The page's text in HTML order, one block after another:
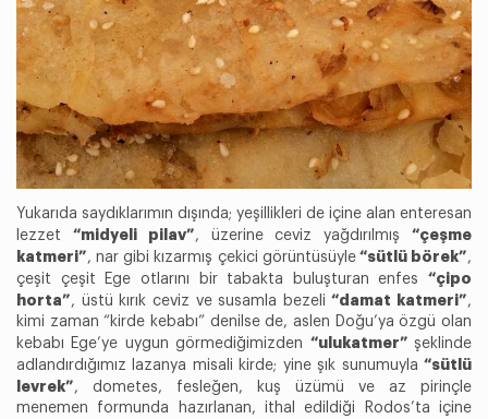
Yukarıda saydıklarımın dışında; yeşillikleri de içine alan enteresan
lezzet “midyeli pilav”, üzerine ceviz yağdırılmış“çeşme
katmeri”, nar gibi kızarmış çekici görüntüsüyle“sütlü börek”,
çeşit çeşit Ege otlarını bir tabakta buluşturan enfes “çipo
horta”, üstü kırık ceviz ve susamla bezeli“damat katmeri”,
kimi zaman “kirde kebabı” denilse de, aslen Doğu’ya özgü olan
kebabı Ege’ye uygun görmediğimizden “ulukatmer”şeklinde
adlandırdığımız lazanya misali kirde; yine şık sunumuyla “sütlü
levrek”, dometes, fesleğen, kuş üzümü ve az pirinçle
menemen formunda hazırlanan, ithal edildiği Rodos’ta içine